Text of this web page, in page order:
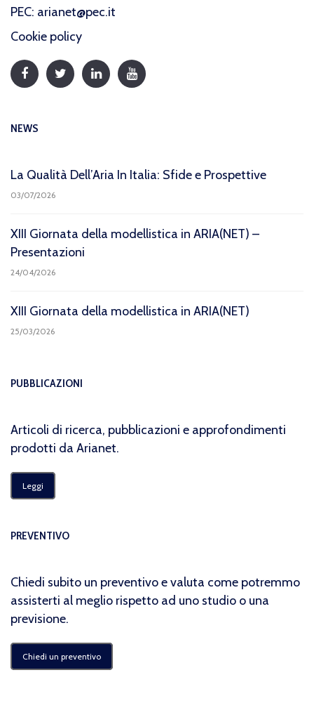
PEC: arianet@pec.it
Cookie policy
NEWS
La Qualità Dell’Aria In Italia: Sfide e Prospettive
03/07/2026
XIII Giornata della modellistica in ARIA(NET) –
Presentazioni
24/04/2026
XIII Giornata della modellistica in ARIA(NET)
25/03/2026
PUBBLICAZIONI
Articoli di ricerca, pubblicazioni e approfondimenti
prodotti da Arianet.
Leggi
PREVENTIVO
Chiedi subito un preventivo e valuta come potremmo
assisterti al meglio rispetto ad uno studio o una
previsione.
Chiedi un preventivo